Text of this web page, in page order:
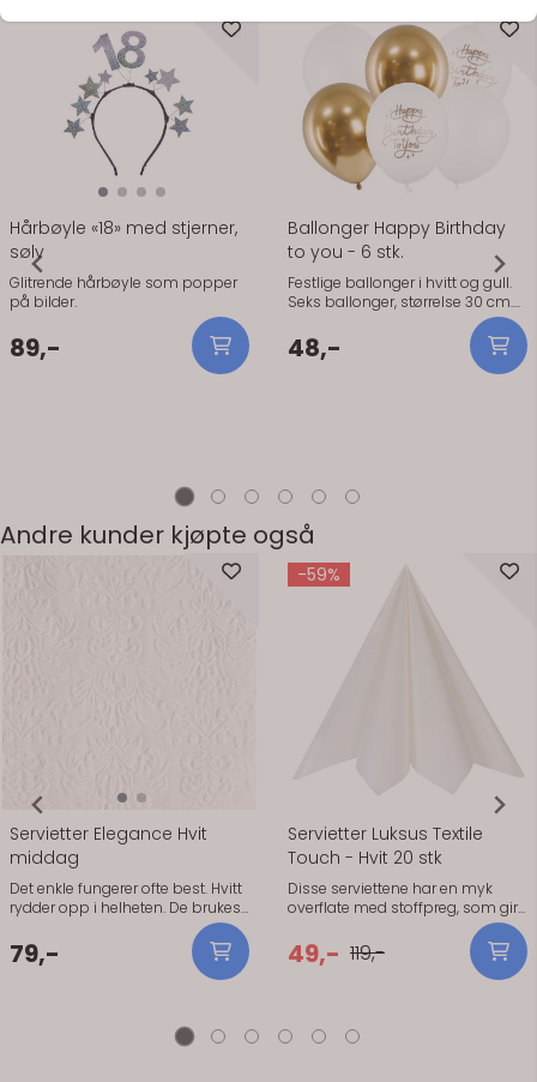
Hårbøyle «18» med stjerner,
sølv
Glitrende hårbøyle som popper
på bilder.
89,-
Ballonger Happy Birthday
to you - 6 stk.
Festlige ballonger i hvitt og gull.
Seks ballonger, størrelse 30 cm.
To i gull og fire hvite. To av de
hvite har teksten "Happy birthday
48,-
Andre kunder kjøpte også
Servietter Elegance Hvit
middag
Det enkle fungerer ofte best. Hvitt
rydder opp i helheten. De brukes
når du vil ha et rent og oversiktlig
bord. Holder seg pene gjennom
middagen og er enkle å brette.
Spesielt fint når du har blomster
eller pynt som skal synes.
På lager
79,-
-59%
Servietter Luksus Textile
Touch - Hvit 20 stk
Disse serviettene har en myk
overflate med stoffpreg, som gir
bordet et mer gjennomført og
rolig uttrykk. De holder fasongen
fint og er enkle å brette, enten du
går for klassiske folder eller vil
du vil at bordet skal se skikkelig
På lager
49,- 119,-